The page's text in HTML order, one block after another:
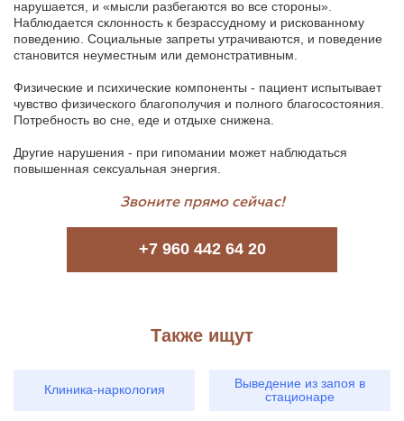
нарушается, и «мысли разбегаются во все стороны».
Наблюдается склонность к безрассудному и рискованному
поведению. Социальные запреты утрачиваются, и поведение
становится неуместным или демонстративным.
Физические и психические компоненты - пациент испытывает
чувство физического благополучия и полного благосостояния.
Потребность во сне, еде и отдыхе снижена.
Другие нарушения - при гипомании может наблюдаться
повышенная сексуальная энергия.
+7 960 442 64 20
Звоните прямо сейчас!
Также ищут
Клиника-наркология
Выведение из запоя в
стационаре